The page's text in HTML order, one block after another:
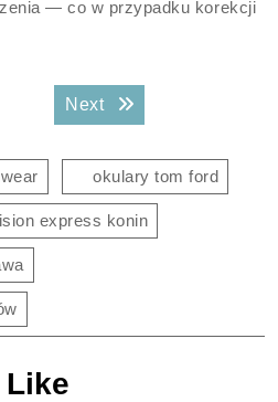
— co w przypadku korekcji
Next Next post:
okulary tom ford
express konin
Like